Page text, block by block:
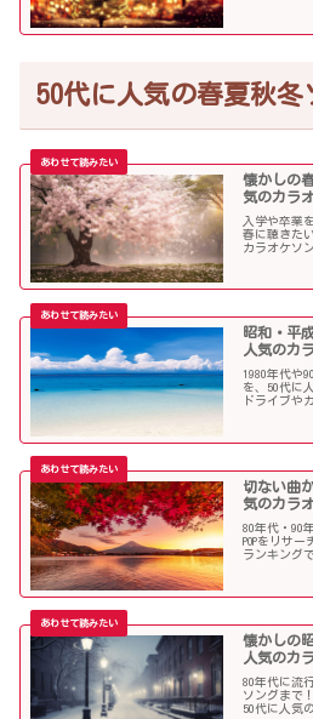
50代に人気の春夏秋冬
懐かしの
気のカラ
入学や卒業
春に聴きた
カラオケソ
昭和・平
人気のカ
1980年代や
を、50代に
ドライブや
切ない曲
気のカラ
80年代・90
POPをリサ
ランキング
懐かしの
人気のカ
80年代に流
ソングまで
50代に人気